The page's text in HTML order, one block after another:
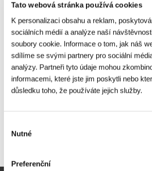
Tato webová stránka používá cookies
K personalizaci obsahu a reklam,
sociálních médií a analýze naší
soubory cookie. Informace o tom, jak náš
sdílíme se svými partnery pro sociální
analýzy. Partneři tyto údaje mohou
informacemi, které jste jim poskytli nebo
důsledku toho, že používáte jejich služby.
souhlasu
Nutné
Preferenční